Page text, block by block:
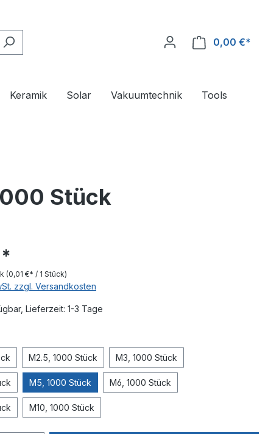
0,00 €*
Keramik Solar Vakuumtechnik Tools
Stück
(0,01 €* / 1 Stück)
zzgl. Versandkosten
Lieferzeit: 1-3 Tage
M2.5, 1000 Stück M3, 1000 Stück
M5, 1000 Stück M6, 1000 Stück
M10, 1000 Stück